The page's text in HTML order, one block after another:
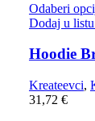
Odaberi
Dodaj u
Hoodie
Kreateevci,
31,72 €